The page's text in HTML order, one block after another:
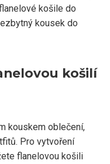
košile do
kousek do
košilí
kouskem oblečení,
Pro vytvoření
flanelovou košili